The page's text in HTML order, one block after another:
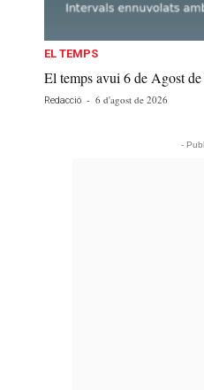
EL TEMPS
El temps avui 6 de Agost
Redacció - 6 d'agost de 2026
-